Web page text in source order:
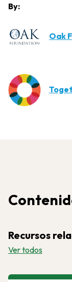
By:
Oak
Recursos
Ver todos